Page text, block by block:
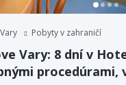
Pobyty v zahraničí
Vary: 8 dní v
procedúrami,